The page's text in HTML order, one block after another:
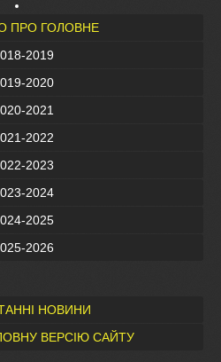
ПРО ГОЛОВНЕ
2019
2020
2021
2022
2023
2024
2025
2026
НОВИНИ
ВЕРСІЮ САЙТУ